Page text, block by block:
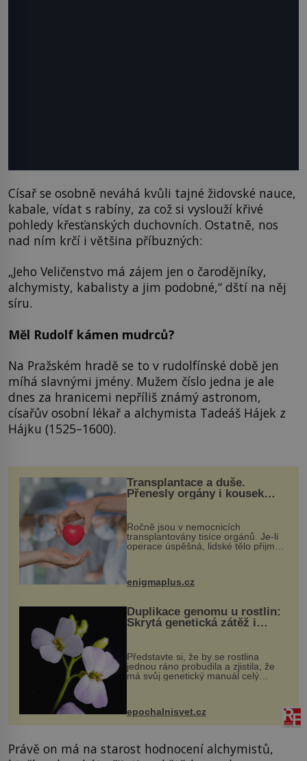
Císař se osobně neváhá kvůli tajné židovské nauce,
kabale, vídat s rabíny, za což si vyslouží křivé
pohledy křesťanských duchovních. Ostatně, nos
nad ním krčí i většina příbuzných:
„Jeho Veličenstvo má zájem jen o čarodějníky,
alchymisty, kabalisty a jim podobné,“ dští na něj
síru.
Měl Rudolf kámen mudrců?
Na Pražském hradě se to v rudolfínské době jen
míhá slavnými jmény. Mužem číslo jedna je ale
dnes za hranicemi nepříliš známý astronom,
císařův osobní lékař a alchymista Tadeáš Hájek z
Hájku (1525–1600).
Transplantace a duše.
Přenesly orgány i kousek
Ročně jsou v nemocnicích
transplantovány tisíce orgánů. Je-li
operace úspěšná, lidské tělo přijme
enigmaplus.cz
Duplikace genomu u rostlin:
Skrytá genetická zátěž i
Představte si, že by se rostlina
jednou ráno probudila a zjistila, že
má svůj genetický manuál celý
vstupenka...
epochalnisvet.cz
Právě on má na starost hodnocení alchymistů,